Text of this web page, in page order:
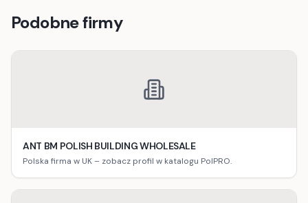
Podobne firmy
ANT BM POLISH BUILDING WHOLESALE
Polska firma w UK – zobacz profil w katalogu PolPRO.